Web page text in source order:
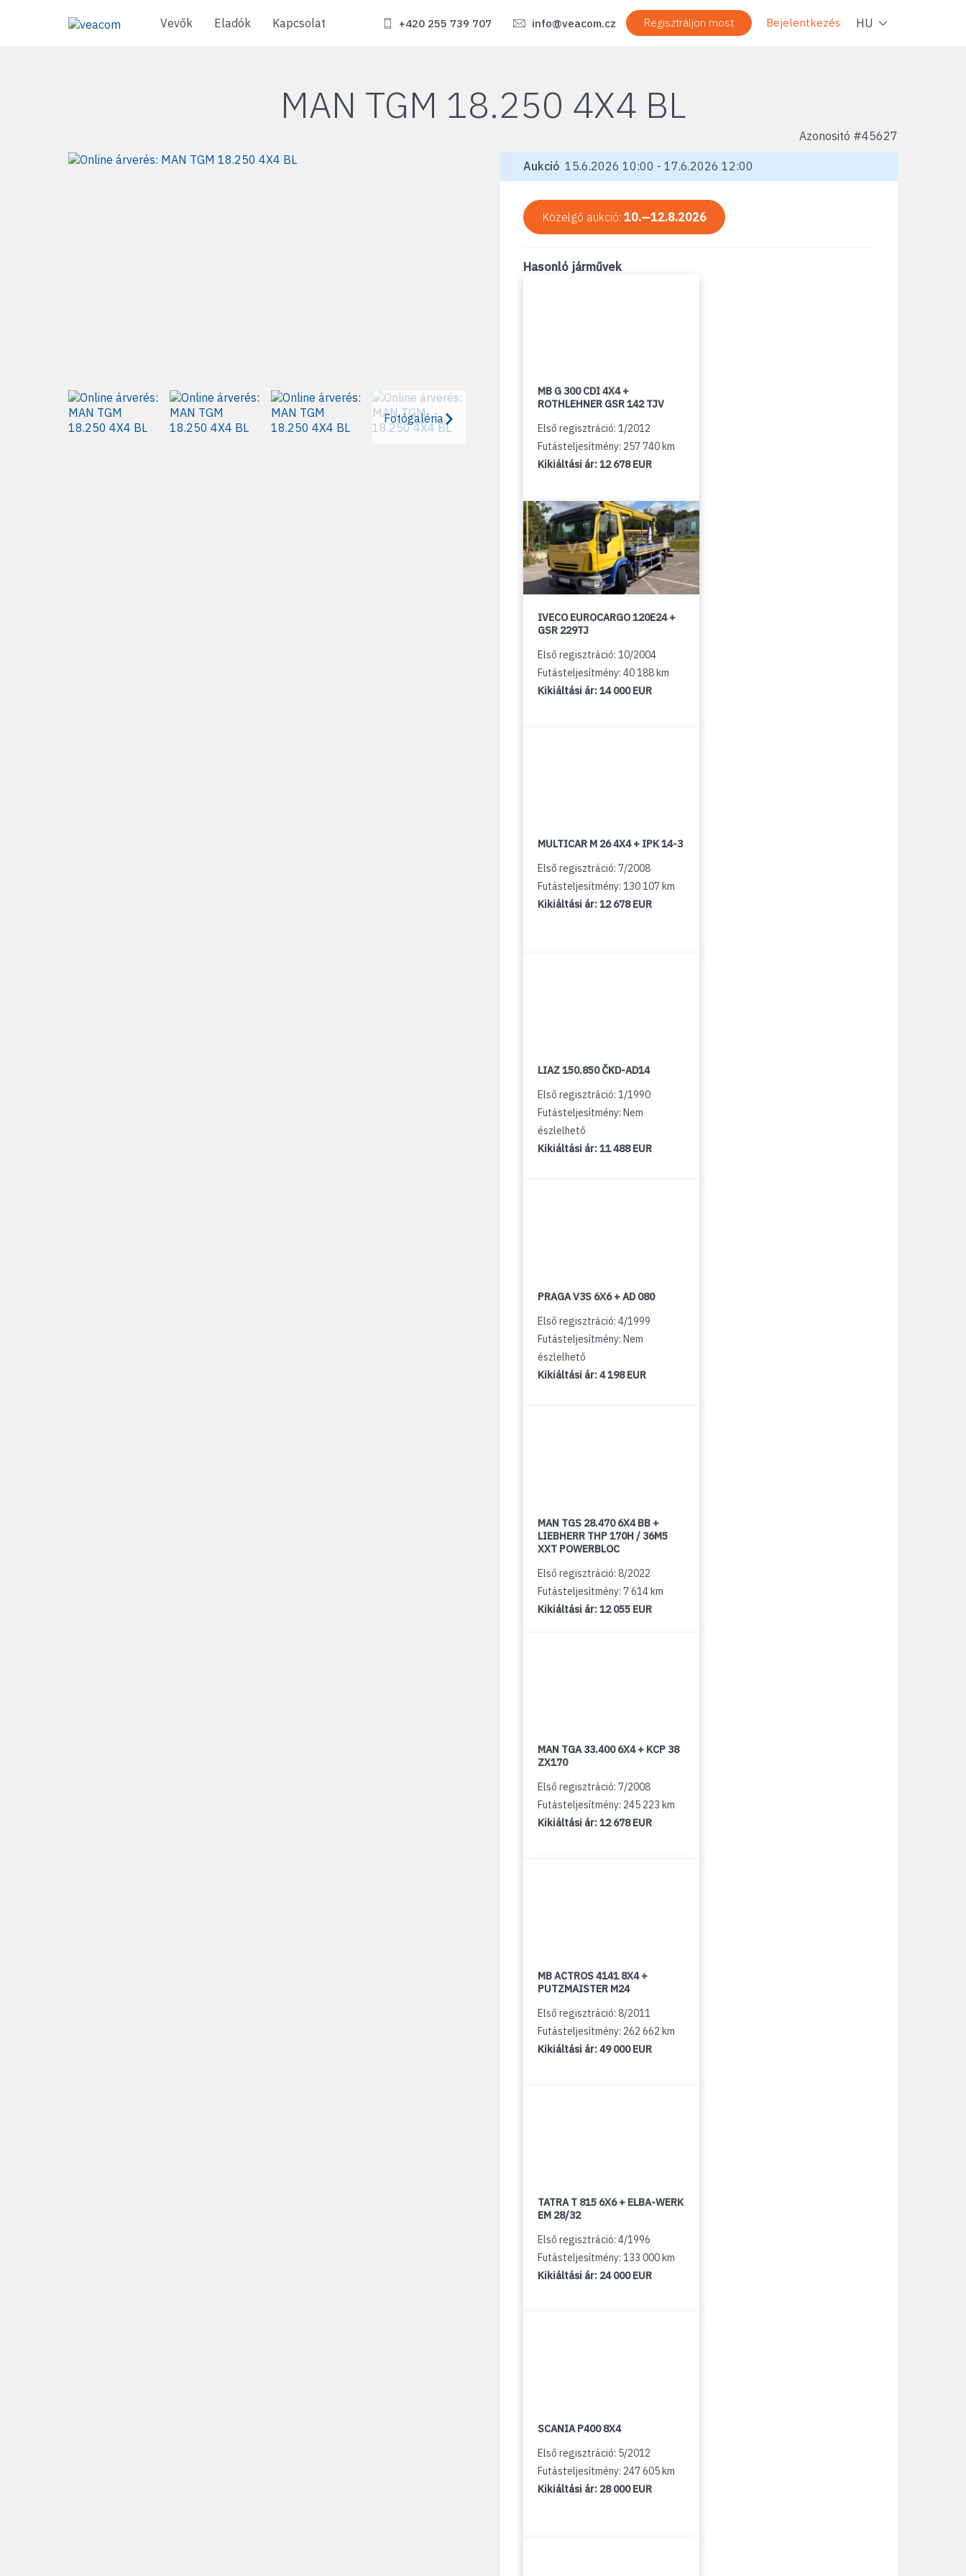
Vevők Eladók Kapcsolat Regisztráljon most Bejelentkezés
+420 255 739 707 info@veacom.cz HU
MAN TGM 18.250 4X4 BL
Azonositó #45627
Fotógaléria
Aukció 15.6.2026 10:00 - 17.6.2026 12:00
Közelgő aukció: 10.—12.8.2026
Hasonló járművek
MB G 300 CDI 4X4 +
ROTHLEHNER GSR 142 TJV
Első regisztráció: 1/2012
Futásteljesítmény: 257 740 km
Kikiáltási ár:12 678 EUR
IVECO EUROCARGO 120E24 +
GSR 229TJ
Első regisztráció: 10/2004
Futásteljesítmény: 40 188 km
Kikiáltási ár:14 000 EUR
MULTICAR M 26 4X4 + IPK 14-3
Első regisztráció: 7/2008
Futásteljesítmény: 130 107 km
Kikiáltási ár:12 678 EUR
LIAZ 150.850 ČKD-AD14
Első regisztráció: 1/1990
Futásteljesítmény: Nem
észlelhető
Kikiáltási ár:11 488 EUR
PRAGA V3S 6X6 + AD 080
Első regisztráció: 4/1999
Futásteljesítmény: Nem
észlelhető
Kikiáltási ár:4 198 EUR
MAN TGS 28.470 6X4 BB +
LIEBHERR THP 170H / 36M5
XXT POWERBLOC
Első regisztráció: 8/2022
Futásteljesítmény: 7 614 km
Kikiáltási ár:12 055 EUR
MAN TGA 33.400 6X4 + KCP 38
ZX170
Első regisztráció: 7/2008
Futásteljesítmény: 245 223 km
Kikiáltási ár:12 678 EUR
MB ACTROS 4141 8X4 +
PUTZMAISTER M24
Első regisztráció: 8/2011
Futásteljesítmény: 262 662 km
Kikiáltási ár:49 000 EUR
TATRA T 815 6X6 + ELBA-WERK
EM 28/32
Első regisztráció: 4/1996
Futásteljesítmény: 133 000 km
Kikiáltási ár: 24 000 EUR
SCANIA P400 8X4
Első regisztráció: 5/2012
Futásteljesítmény: 247 605 km
Kikiáltási ár: 28 000 EUR